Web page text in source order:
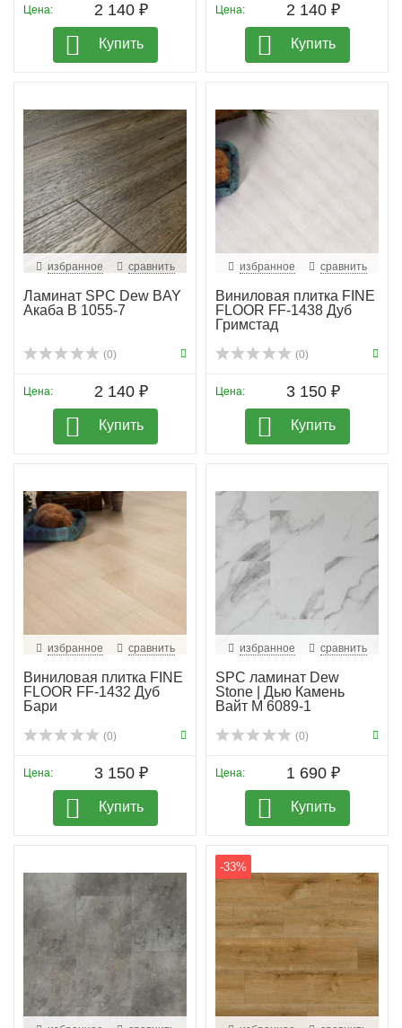
Цена: 2 140 ₽
Купить
Цена: 2 140 ₽
Купить
избранное сравнить
Ламинат SPC Dew BAY
Акаба B 1055-7
(0)
Цена: 2 140 ₽
Купить
избранное сравнить
Виниловая плитка FINE
FLOOR FF-1438 Дуб
Гримстад
(0)
Цена: 3 150 ₽
Купить
избранное сравнить
Виниловая плитка FINE
FLOOR FF-1432 Дуб
Бари
(0)
Цена: 3 150 ₽
Купить
избранное сравнить
SPC ламинат Dew
Stone | Дью Камень
Вайт М 6089-1
(0)
Цена: 1 690 ₽
Купить
-33%